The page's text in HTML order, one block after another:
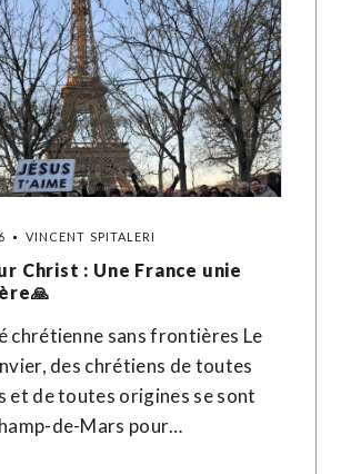
VINCENT SPITALERI
Christ : Une France unie
chrétienne sans frontières Le
des chrétiens de toutes
et de toutes origines se sont
de-Mars pour…